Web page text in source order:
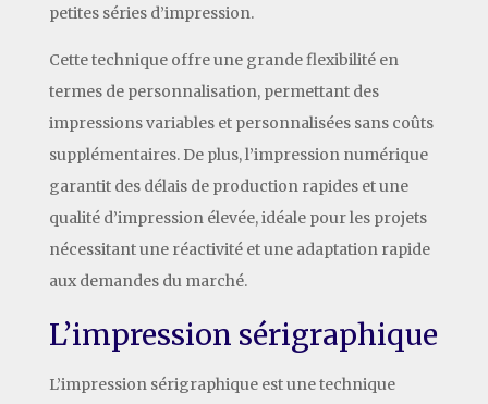
petites séries d’impression.
Cette technique offre une grande flexibilité en
termes de personnalisation, permettant des
impressions variables et personnalisées sans coûts
supplémentaires. De plus, l’impression numérique
garantit des délais de production rapides et une
qualité d’impression élevée, idéale pour les projets
nécessitant une réactivité et une adaptation rapide
aux demandes du marché.
L’impression sérigraphique
L’impression sérigraphique est une technique